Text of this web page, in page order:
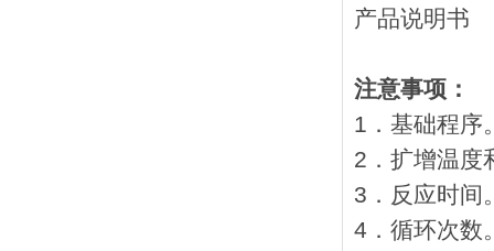
产品
注意事项：
1．基础程序
2．扩增温度
3．反应时间
4．循环次数